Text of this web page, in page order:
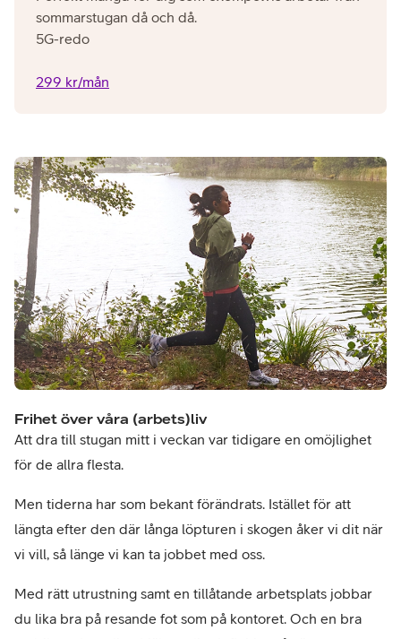
sommarstugan då och då.
5G-redo
299 kr/mån
Frihet över våra (arbets)liv
Att dra till stugan mitt i veckan var tidigare en omöjlighet
för de allra flesta.
Men tiderna har som bekant förändrats. Istället för att
längta efter den där långa löpturen i skogen åker vi dit när
vi vill, så länge vi kan ta jobbet med oss.
Med rätt utrustning samt en tillåtande arbetsplats jobbar
du lika bra på resande fot som på kontoret. Och en bra